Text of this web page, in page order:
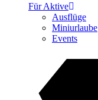
Für Aktive
Ausflüge
Miniurlaube
Events